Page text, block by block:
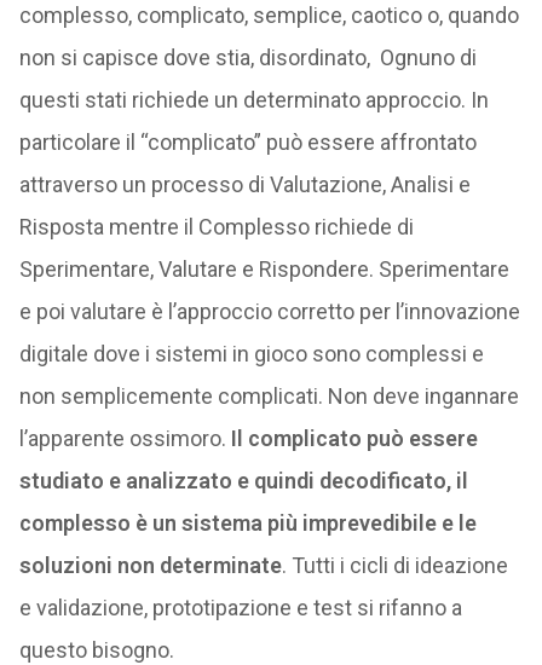
complesso, complicato, semplice, caotico o, quando
non si capisce dove stia, disordinato, Ognuno di
questi stati richiede un determinato approccio. In
particolare il “complicato” può essere affrontato
attraverso un processo di Valutazione, Analisi e
Risposta mentre il Complesso richiede di
Sperimentare, Valutare e Rispondere. Sperimentare
e poi valutare è l’approccio corretto per l’innovazione
digitale dove i sistemi in gioco sono complessi e
non semplicemente complicati. Non deve ingannare
l’apparente ossimoro. Il complicato può essere
studiato e analizzato e quindi decodificato, il
complesso è un sistema più imprevedibile e le
soluzioni non determinate. Tutti i cicli di ideazione
e validazione, prototipazione e test si rifanno a
questo bisogno.